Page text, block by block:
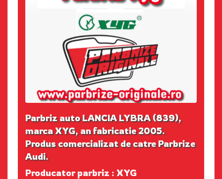
Parbriz auto LANCIA LYBRA (839),
marca XYG, an fabricatie 2005.
Produs comercializat de catre Parbrize
Audi.
Producator parbriz : XYG